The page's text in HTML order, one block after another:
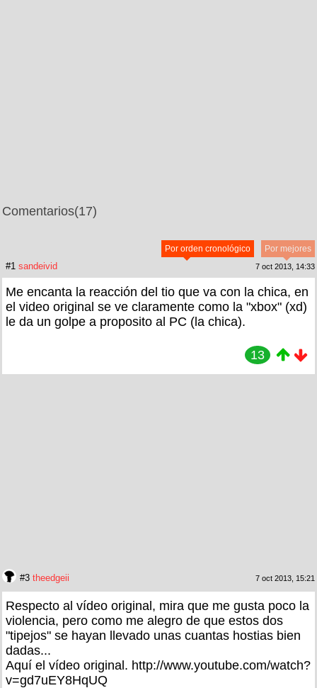
Comentarios(17)
Por mejores
Por orden cronológico
#1 sandeivid 7 oct 2013, 14:33
Me encanta la reacción del tio que va con la chica, en
el video original se ve claramente como la "xbox" (xd)
le da un golpe a proposito al PC (la chica).
13
#3 theedgeii 7 oct 2013, 15:21
Respecto al vídeo original, mira que me gusta poco la
violencia, pero como me alegro de que estos dos
"tipejos" se hayan llevado unas cuantas hostias bien
dadas...
Aquí el vídeo original. http://www.youtube.com/watch?
v=gd7uEY8HqUQ